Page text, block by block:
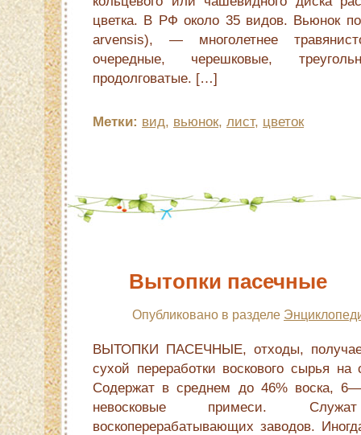
цветка. В РФ около 35 видов. Вьюнок
arvensis), — многолетнее
очередные, черешковые,
продолговатые. […]
Метки: вид, вьюнок, лист, цветок
Вытопки пасечные
Опубликовано в разделе
ВЫТОПКИ ПАСЕЧНЫЕ, отходы,
сухой переработки воскового сырья на
Содержат в среднем до 46% воска,
невосковые примеси.
воскоперерабатывающих заводов.